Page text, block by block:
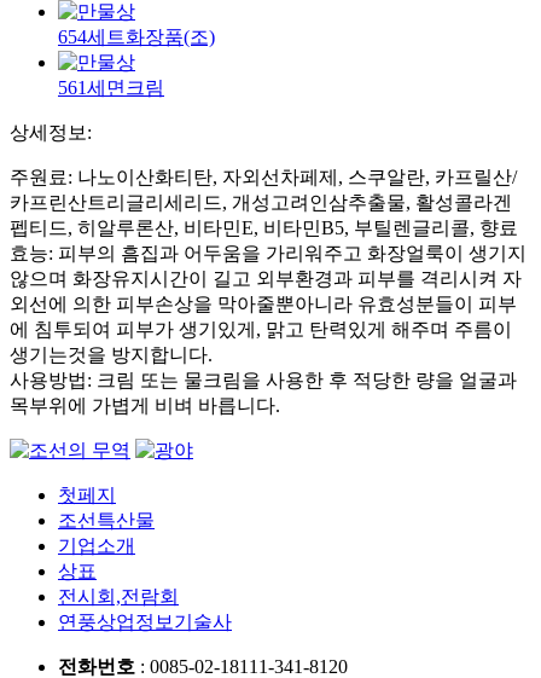
654세트화장품(조)
561세면크림
상세정보:
주원료: 나노이산화티탄, 자외선차페제, 스쿠알란, 카프릴산/
카프린산트리글리세리드, 개성고려인삼추출물, 활성콜라겐
펩티드, 히알루론산, 비타민E, 비타민B5, 부틸렌글리콜, 향료
효능: 피부의 흠집과 어두움을 가리워주고 화장얼룩이 생기지
않으며 화장유지시간이 길고 외부환경과 피부를 격리시켜 자
외선에 의한 피부손상을 막아줄뿐아니라 유효성분들이 피부
에 침투되여 피부가 생기있게, 맑고 탄력있게 해주며 주름이
생기는것을 방지합니다.
사용방법: 크림 또는 물크림을 사용한 후 적당한 량을 얼굴과
목부위에 가볍게 비벼 바릅니다.
첫페지
조선특산물
기업소개
상표
전시회,전람회
연풍상업정보기술사
전화번호 : 0085-02-18111-341-8120